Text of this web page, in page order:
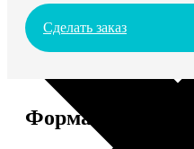
Сделать заказ
Форматы и цены